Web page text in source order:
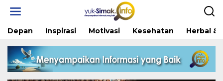
Depan Inspirasi Motivasi Kesehatan Herbal &